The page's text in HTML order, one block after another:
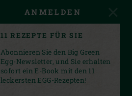
ANMELDEN
11 REZEPTE FÜR SIE
Abonnieren Sie den Big Green
Egg-Newsletter, und Sie erhalten
sofort ein E-Book mit den 11
leckersten EGG-Rezepten!